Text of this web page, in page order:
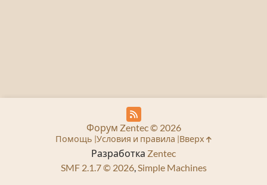
Разработка Zentec
SMF 2.1.7 © 2026,Simple Machines
Форум Zentec © 2026
Помощь Условия и правила Вверх